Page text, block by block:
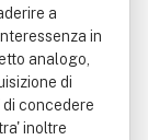
a
in
analogo,
di
concedere
inoltre